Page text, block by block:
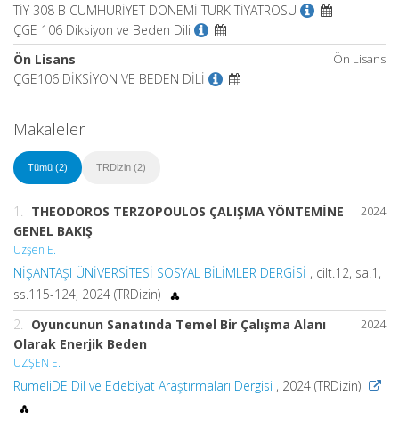
TİY 308 B CUMHURİYET DÖNEMİ TÜRK TİYATROSU
ÇGE 106 Diksiyon ve Beden Dili
Ön Lisans
Ön Lisans
ÇGE106 DİKSİYON VE BEDEN DİLİ
Makaleler
Tümü (2) TRDizin (2)
2024
1.
THEODOROS TERZOPOULOS ÇALIŞMA YÖNTEMİNE
GENEL BAKIŞ
Uzşen E.
NİŞANTAŞI ÜNİVERSİTESİ SOSYAL BİLİMLER DERGİSİ , cilt.12, sa.1,
ss.115-124, 2024 (TRDizin)
2024
2.
Oyuncunun Sanatında Temel Bir Çalışma Alanı
Olarak Enerjik Beden
UZŞEN E.
RumeliDE Dil ve Edebiyat Araştırmaları Dergisi , 2024 (TRDizin)